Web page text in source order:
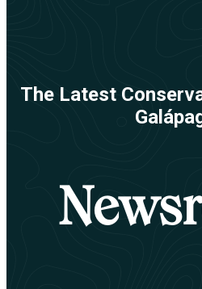
The Latest